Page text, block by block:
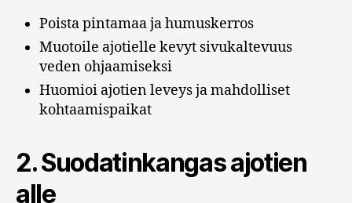
Poista pintamaa ja humuskerros
Muotoile ajotielle kevyt sivukaltevuus
veden ohjaamiseksi
Huomioi ajotien leveys ja mahdolliset
kohtaamispaikat
2. Suodatinkangas ajotien
alle